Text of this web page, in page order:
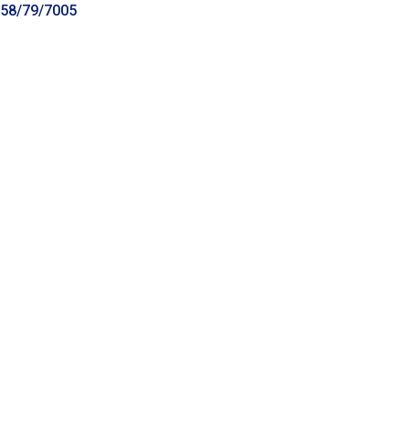
58/79/7005